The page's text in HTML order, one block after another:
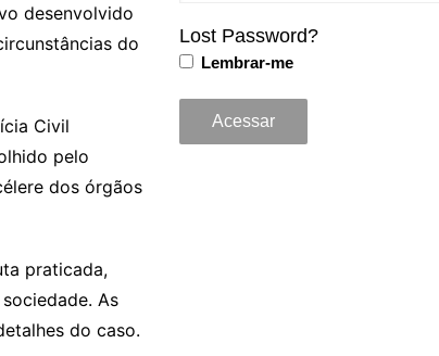
desenvolvido
do
Civil
pelo
dos órgãos
praticada,
As
do caso.
Lost Password?
Lembrar-me